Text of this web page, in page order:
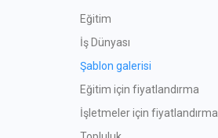
Eğitim
İş Dünyası
Şablon galerisi
Eğitim için fiyatlandırma
İşletmeler için fiyatlandırma